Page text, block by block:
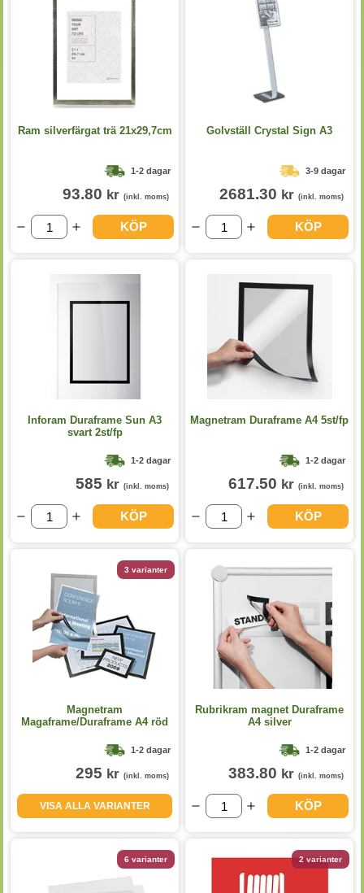
Ram silverfärgat trä 21x29,7cm
1-2 dagar
93.80 kr (inkl. moms)
KÖP
Golvställ Crystal Sign A3
3-9 dagar
2681.30 kr (inkl. moms)
KÖP
Inforam Duraframe Sun A3
svart 2st/fp
1-2 dagar
585 kr (inkl. moms)
KÖP
Magnetram Duraframe A4 5st/fp
1-2 dagar
617.50 kr (inkl. moms)
KÖP
3 varianter
Magnetram
Magaframe/Duraframe A4 röd
1-2 dagar
295 kr (inkl. moms)
VISA ALLA VARIANTER
Rubrikram magnet Duraframe
A4 silver
1-2 dagar
383.80 kr (inkl. moms)
KÖP
6 varianter 2 varianter